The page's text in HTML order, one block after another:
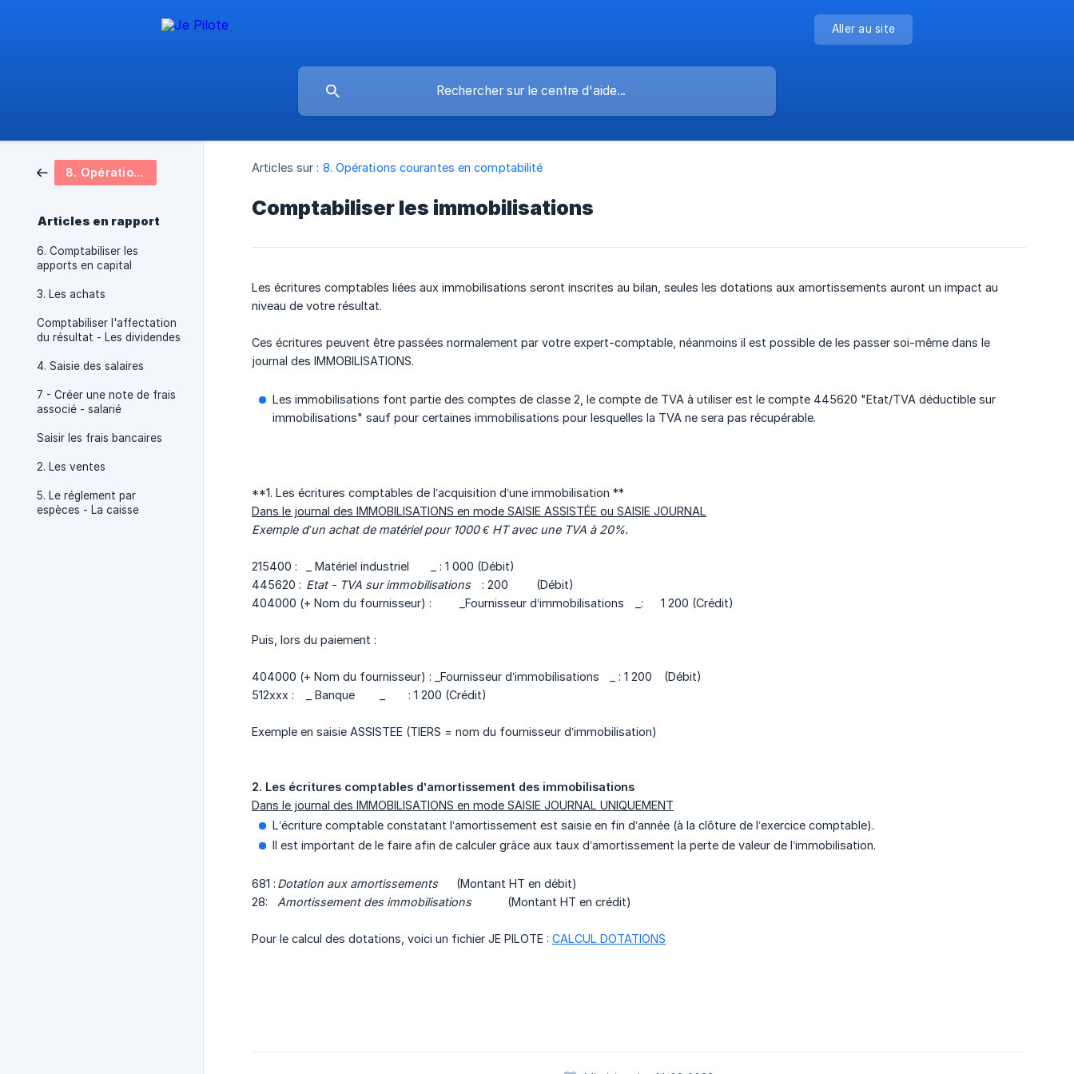
Aller au site
8. Opérations courantes en comptabilité
Articles en rapport
6. Comptabiliser les
apports en capital
3. Les achats
Comptabiliser l'affectation
du résultat - Les dividendes
4. Saisie des salaires
7 - Créer une note de frais
associé - salarié
Saisir les frais bancaires
2. Les ventes
5. Le réglement par
espèces - La caisse
Articles sur : 8. Opérations courantes en comptabilité
Comptabiliser les immobilisations
Les écritures comptables liées aux immobilisations seront inscrites au bilan, seules les dotations aux amortissements auront un impact au
niveau de votre résultat.
Ces écritures peuvent être passées normalement par votre expert-comptable, néanmoins il est possible de les passer soi-même dans le
journal des IMMOBILISATIONS.
Les immobilisations font partie des comptes de classe 2, le compte de TVA à utiliser est le compte 445620 "Etat/TVA déductible sur
immobilisations" sauf pour certaines immobilisations pour lesquelles la TVA ne sera pas récupérable.
**1. Les écritures comptables de l’acquisition d’une immobilisation **
Dans le journal des IMMOBILISATIONS en mode SAISIE ASSISTÉE ou SAISIE JOURNAL
Exemple d’un achat de matériel pour 1000 € HT avec une TVA à 20%.
215400 : _ Matériel industriel
_ : 1 000 (Débit)
445620 : Etat - TVA sur immobilisations : 200
(Débit)
404000 (+ Nom du fournisseur) :
_Fournisseur d’immobilisations _: 1 200 (Crédit)
Puis, lors du paiement :
404000 (+ Nom du fournisseur) : _Fournisseur d’immobilisations _ : 1 200
(Débit)
512xxx :
_ Banque : 1 200 (Crédit)
Exemple en saisie ASSISTEE (TIERS = nom du fournisseur d’immobilisation)
2. Les écritures comptables d’amortissement des immobilisations
Dans le journal des IMMOBILISATIONS en mode SAISIE JOURNAL UNIQUEMENT
L’écriture comptable constatant l’amortissement est saisie en fin d’année (à la clôture de l’exercice comptable).
Il est important de le faire afin de calculer grâce aux taux d’amortissement la perte de valeur de l’immobilisation.
681 : Dotation aux amortissements
(Montant HT en débit)
28:
Amortissement des immobilisations (Montant HT en crédit)
Pour le calcul des dotations, voici un fichier JE PILOTE : CALCUL DOTATIONS